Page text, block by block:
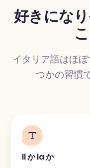
好きにな
イタリア語はほ
つかの習慣
Il か la か